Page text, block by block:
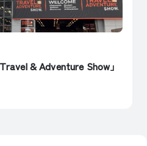
& Adventure Show」